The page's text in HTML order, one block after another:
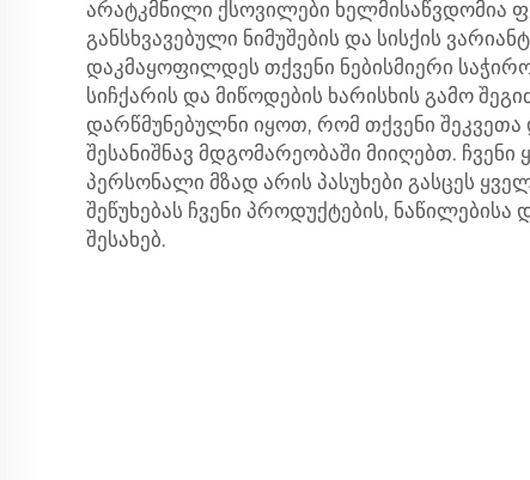
არატკმნილი ქსოვილები ხელმისაწვდომია
განსხვავებული ნიმუშების და სისქის
დაკმაყოფილდეს თქვენი ნებისმიერი
სიჩქარის და მიწოდების ხარისხის გამო
დარწმუნებულნი იყოთ, რომ თქვენი
შესანიშნავ მდგომარეობაში მიიღებთ.
პერსონალი მზად არის პასუხები გასცეს
შეწუხებას ჩვენი პროდუქტების, ნაწილებისა
შესახებ.